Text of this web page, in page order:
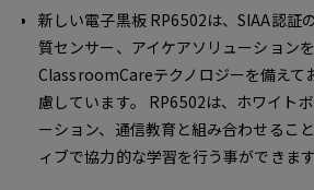
新しい電子黒板 RP6502は、SIAA認証
質センサー、アイケアソリューション
ClassroomCareテクノロジーを備えて
慮しています。 RP6502は、ホワイト
ーション、通信教育と組み合わせるこ
ィブで協力的な学習を行う事ができます